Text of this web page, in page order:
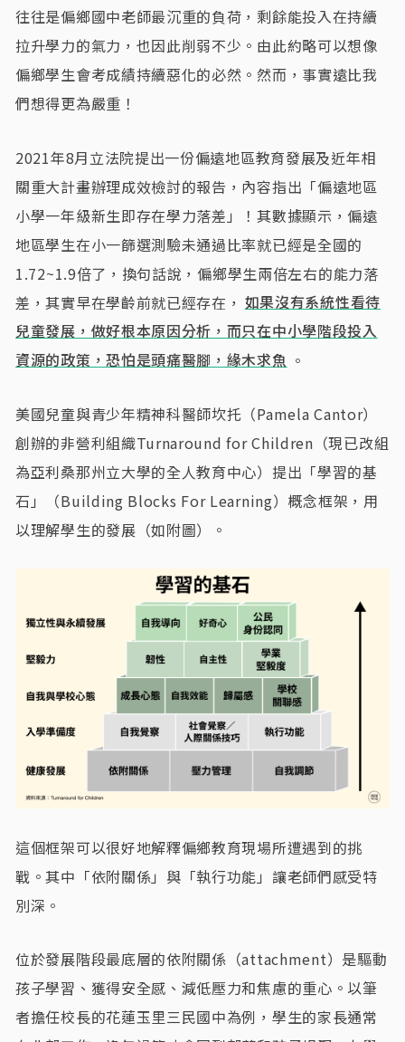
往往是偏鄉國中老師最沉重的負荷，剩餘能投入在持續
拉升學力的氣力，也因此削弱不少。由此約略可以想像
偏鄉學生會考成績持續惡化的必然。然而，事實遠比我
們想得更為嚴重！
2021年8月立法院提出一份偏遠地區教育發展及近年相
關重大計畫辦理成效檢討的報告，內容指出「偏遠地區
小學一年級新生即存在學力落差」！其數據顯示，偏遠
地區學生在小一篩選測驗未通過比率就已經是全國的
1.72~1.9倍了，換句話說，偏鄉學生兩倍左右的能力落
差，其實早在學齡前就已經存在， 如果沒有系統性看待
兒童發展，做好根本原因分析，而只在中小學階段投入
資源的政策，恐怕是頭痛醫腳，緣木求魚 。
美國兒童與青少年精神科醫師坎托（Pamela Cantor）
創辦的非營利組織Turnaround for Children（現已改組
為亞利桑那州立大學的全人教育中心）提出「學習的基
石」（Building Blocks For Learning）概念框架，用
以理解學生的發展（如附圖）。
這個框架可以很好地解釋偏鄉教育現場所遭遇到的挑
戰。其中「依附關係」與「執行功能」讓老師們感受特
別深。
位於發展階段最底層的依附關係（attachment）是驅動
孩子學習、獲得安全感、減低壓力和焦慮的重心。以筆
者擔任校長的花蓮玉里三民國中為例，學生的家長通常